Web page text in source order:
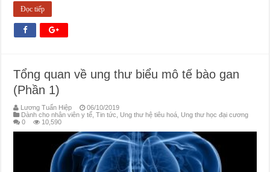
Đọc tiếp
Tổng quan về ung thư biểu mô tế bào gan
(Phần 1)
Lương Tuấn Hiệp
06/10/2019
Dành cho nhân viên y tế ,Tin tức Ung thư hệ tiêu hoá Ung thư học đại cương
0
10,590